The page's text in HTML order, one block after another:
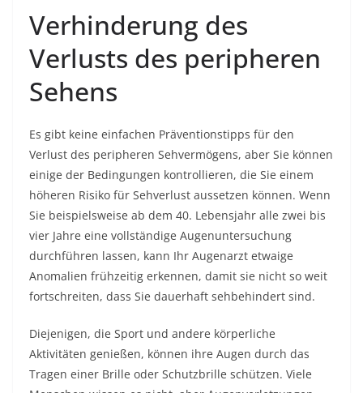
Verhinderung des
Verlusts des peripheren
Sehens
Es gibt keine einfachen Präventionstipps für den
Verlust des peripheren Sehvermögens, aber Sie können
einige der Bedingungen kontrollieren, die Sie einem
höheren Risiko für Sehverlust aussetzen können. Wenn
Sie beispielsweise ab dem 40. Lebensjahr alle zwei bis
vier Jahre eine vollständige Augenuntersuchung
durchführen lassen, kann Ihr Augenarzt etwaige
Anomalien frühzeitig erkennen, damit sie nicht so weit
fortschreiten, dass Sie dauerhaft sehbehindert sind.
Diejenigen, die Sport und andere körperliche
Aktivitäten genießen, können ihre Augen durch das
Tragen einer Brille oder Schutzbrille schützen. Viele